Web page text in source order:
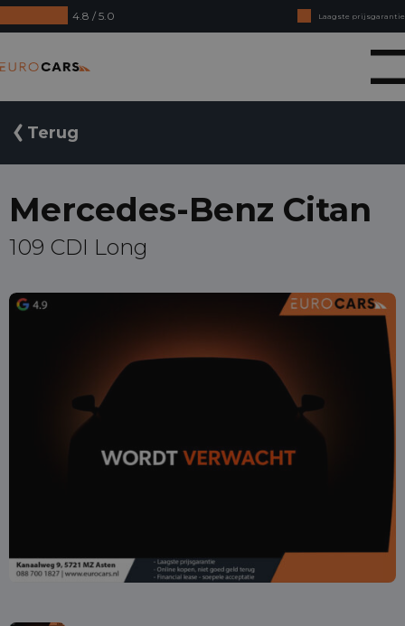
4.8 / 5.0
Laagste prijsgarantie
Online kopen, niet goed geld terug
Financial lease - Soepele acceptatie
Terug
Mercedes-Benz Citan
109 CDI Long